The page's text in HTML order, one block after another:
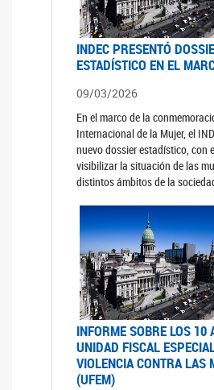
INDEC PRESENTÓ
ESTADÍSTICO EN EL
09/03/2026
En el marco de la
Internacional de la Mujer, el
nuevo dossier estadístico, con
visibilizar la situación de las
distintos ámbitos de la
INFORME SOBRE LOS 10
UNIDAD FISCAL
VIOLENCIA CONTRA LAS
(UFEM)